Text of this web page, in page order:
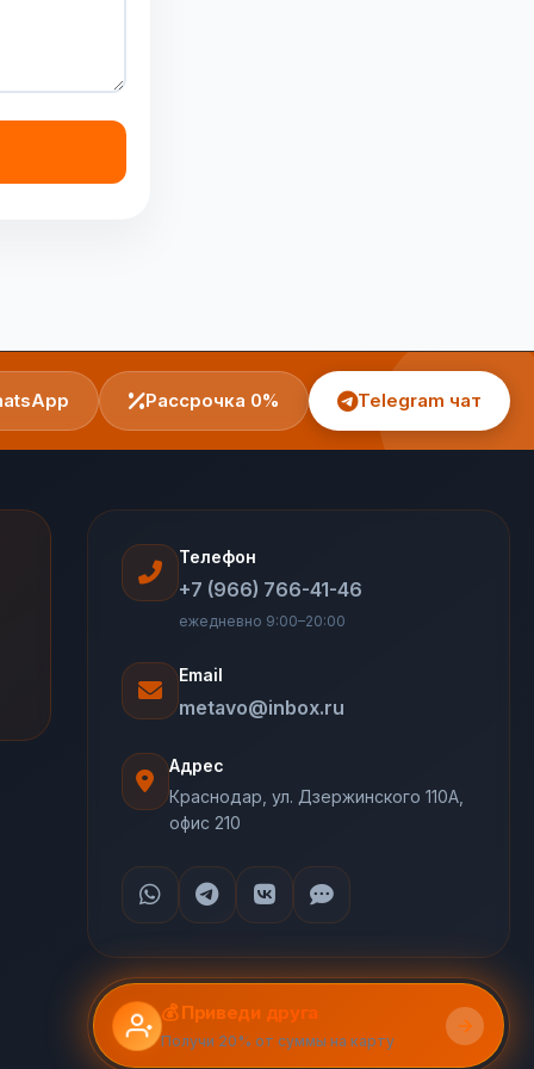
Рассрочка 0% Telegram чат
Телефон
+7 (966) 766-41-46
ежедневно 9:00–20:00
Email
metavo@inbox.ru
Адрес
Краснодар, ул. Дзержинского 110А,
офис 210
💰 Приведи друга
Получи 20% от суммы на карту